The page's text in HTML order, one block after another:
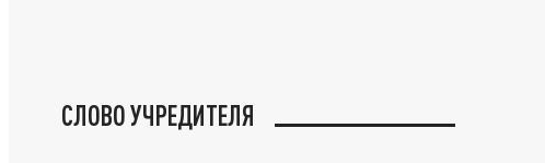
СЛОВО УЧРЕДИТЕЛЯ